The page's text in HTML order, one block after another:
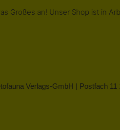
Großes an! Unser Shop ist in
Verlags-GmbH | Postfach